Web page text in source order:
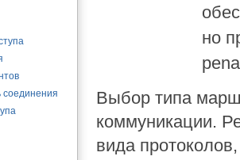
соединения
но
Выбор типа
коммуникации.
вида